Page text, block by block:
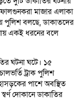
মাজার এলাকা
পুলিশ বলছে, ডাকাতদের
একই ধরনের বলে
ঘটনা ঘটে। ১৫
ট্রাক পুলিশ
পাশে অবস্থিত
দোকানে ডাকাতির